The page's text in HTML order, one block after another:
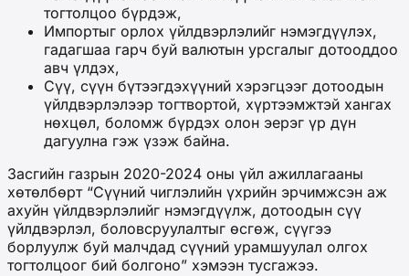
тогтолцоо бүрдэж,
Импортыг орлох үйлдвэрлэлийг нэмэгдүүлэх,
гадагшаа гарч буй валютын урсгалыг дотооддоо
авч үлдэх,
Сүү, сүүн бүтээгдэхүүний хэрэгцээг дотоодын
үйлдвэрлэлээр тогтвортой, хүртээмжтэй хангах
нөхцөл, боломж бүрдэх олон эерэг үр дүн
дагуулна гэж үзэж байна.
Засгийн газрын 2020-2024 оны үйл ажиллагааны
хөтөлбөрт “Сүүний чиглэлийн үхрийн эрчимжсэн аж
ахуйн үйлдвэрлэлийг нэмэгдүүлж, дотоодын сүү
үйлдвэрлэл, боловсруулалтыг өсгөж, сүүгээ
борлуулж буй малчдад сүүний урамшуулал олгох
тогтолцоог бий болгоно” хэмээн тусгажээ.